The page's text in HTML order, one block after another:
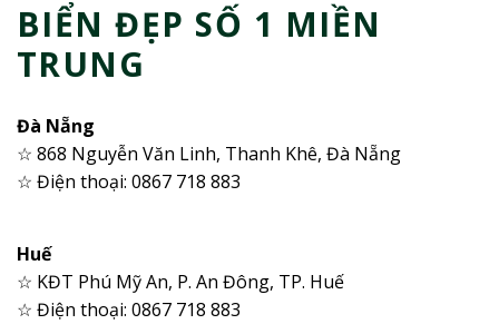
BIỂN ĐẸP SỐ 1 MIỀN
TRUNG
Đà Nẵng
☆ 868 Nguyễn Văn Linh, Thanh Khê, Đà Nẵng
☆ Điện thoại: 0867 718 883
Huế
☆ KĐT Phú Mỹ An, P. An Đông, TP. Huế
☆ Điện thoại: 0867 718 883